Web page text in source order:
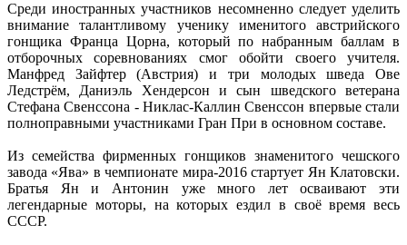
Среди иностранных участников несомненно следует уделить
внимание талантливому ученику именитого австрийского
гонщика Франца Цорна, который по набранным баллам в
отборочных соревнованиях смог обойти своего учителя.
Манфред Зайфтер (Австрия) и три молодых шведа Ове
Ледстрём, Даниэль Хендерсон и сын шведского ветерана
Стефана Свенссона - Никлас-Каллин Свенссон впервые стали
полноправными участниками Гран При в основном составе.
Из семейства фирменных гонщиков знаменитого чешского
завода «Ява» в чемпионате мира-2016 стартует Ян Клатовски.
Братья Ян и Антонин уже много лет осваивают эти
легендарные моторы, на которых ездил в своё время весь
СССР.